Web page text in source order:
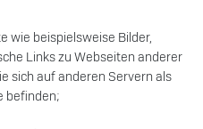
wie beispielsweise Bilder,
Links zu Webseiten anderer
sich auf anderen Servern als
befinden;